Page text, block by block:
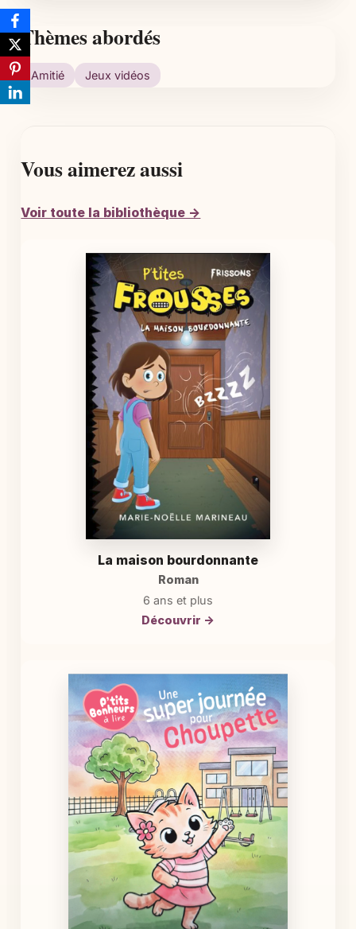
Thèmes abordés
Amitié Jeux vidéos
Vous aimerez aussi
Voir toute la bibliothèque →
La maison bourdonnante
Roman
6 ans et plus
Découvrir →